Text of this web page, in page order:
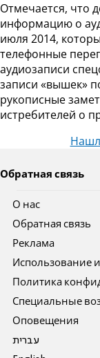
Отмечается, что
информацию о
июля 2014,
телефонные
аудиозаписи
записи «вышек»
рукописные
истребителей о
Обратная связь
О нас
Обратная связь
Реклама
Использование
Политика
Специальные
Оповещения
עברית